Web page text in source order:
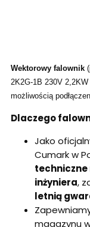
Wektorowy falownik
2K2G-1B 230V
możliwością
Dlaczego
Jako
Cumark w
techniczne
inżyniera,
letnią
magazynu